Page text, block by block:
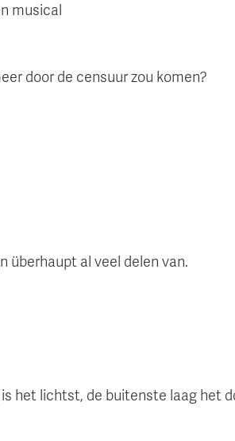
musical
door de censuur zou komen?
überhaupt al veel delen van.
het lichtst, de buitenste laag het